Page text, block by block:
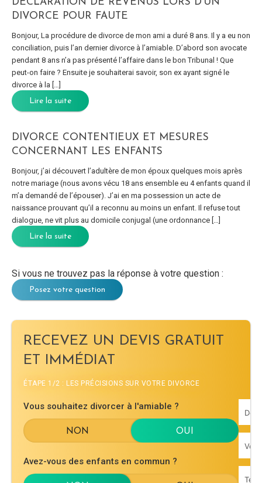
DIVORCE POUR FAUTE
Bonjour, La procédure de divorce de mon ami a duré 8 ans. Il y a eu non
conciliation, puis l’an dernier divorce à l’amiable. D’abord son avocate
pendant 8 ans n’a pas présenté l’affaire dans le bon Tribunal ! Que
peut-on faire ? Ensuite je souhaiterai savoir, son ex ayant signé le
divorce à la […]
Lire la suite
DIVORCE CONTENTIEUX ET MESURES
CONCERNANT LES ENFANTS
Bonjour, j’ai découvert l’adultère de mon époux quelques mois après
notre mariage (nous avons vécu 18 ans ensemble eu 4 enfants quand il
m’a demandé de l’épouser). J’ai en ma possession un acte de
naissance prouvant qu’il a reconnu au moins un enfant. Il refuse tout
dialogue, ne vit plus au domicile conjugal (une ordonnance […]
Lire la suite
Si vous ne trouvez pas la réponse à votre question :
Posez votre question
RECEVEZ UN DEVIS GRATUIT
ET IMMÉDIAT
ÉTAPE 1/2 : LES PRÉCISIONS SUR VOTRE DIVORCE
Vous souhaitez divorcer à l'amiable ?
Avez-vous des enfants en commun ?